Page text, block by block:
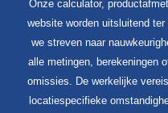
Onze calculator,
website worden uitsluitend
we streven naar
alle metingen, berekeningen
omissies. De werkelijke
locatiespecifieke